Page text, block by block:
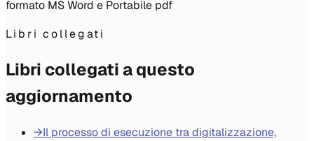
formato MS Word e Portabile pdf
Libri collegati
Libri collegati a questo
aggiornamento
→Il processo di esecuzione tra digitalizzazione,